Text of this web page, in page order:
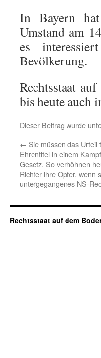
In Bayern
Umstand am
es
Bevölkerung.
Rechtsstaat
bis heute auch
Dieser Beitrag wurde
← Sie müssen das Urteil
Ehrentitel in einem
Gesetz. So verhöhnen
Richter ihre Opfer, wenn
untergegangenes NS-
Rechtsstaat auf dem